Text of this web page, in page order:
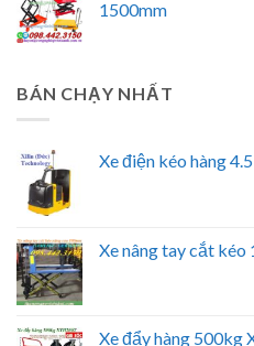
1500mm
BÁN CHẠY NHẤT
Xe điện kéo hàng
Xe nâng tay cắt
Xe đẩy hàng 500kg